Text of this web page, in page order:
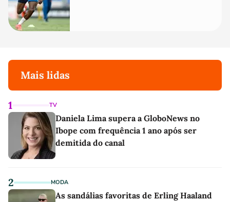
Mais lidas
1 TV
Daniela Lima supera a GloboNews no
Ibope com frequência 1 ano após ser
demitida do canal
2 MODA
As sandálias favoritas de Erling Haaland